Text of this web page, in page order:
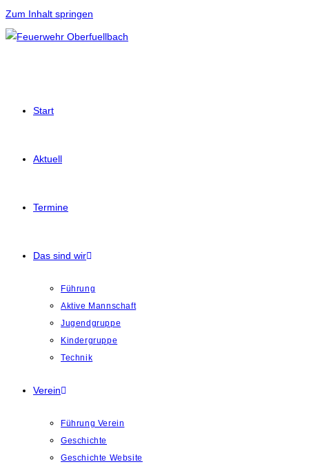
Zum Inhalt springen
Start
Aktuell
Termine
Das sind wir
Führung
Aktive Mannschaft
Jugendgruppe
Kindergruppe
Technik
Verein
Führung Verein
Geschichte
Geschichte Website